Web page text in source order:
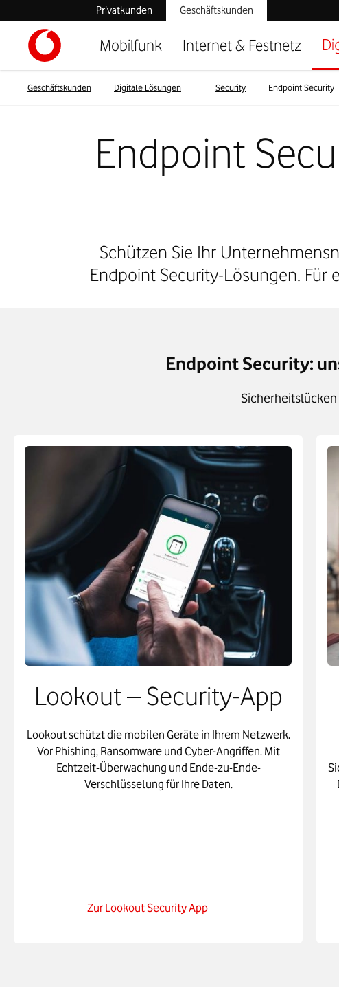
Mobilfunk Internet & Festnetz
Privatkunden Geschäftskunden
Geschäftskunden Digitale Lösungen Security Endpoint Security
Endpoint
Schützen Sie Ihr
Endpoint Security-Lösungen. Für
Endpoint Security:
Lookout – Security-App
Lookout schützt die mobilen Geräte in Ihrem Netzwerk.
Vor Phishing, Ransomware und Cyber-Angriffen. Mit
Echtzeit-Überwachung und Ende-zu-Ende-
Verschlüsselung für Ihre Daten.
Zur Lookout Security App